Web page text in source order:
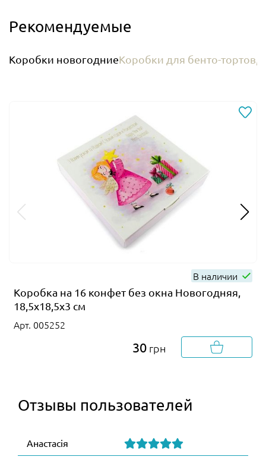
Рекомендуемые
Коробки новогодниеКоробки для бенто-тортов,
В наличии
Коробка на 16 конфет без окна Новогодняя,
18,5х18,5х3 см
Арт. 005252
30 грн
Отзывы пользователей
Анастасія